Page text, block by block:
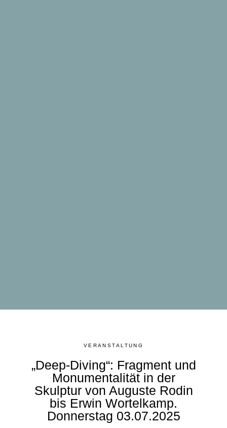
VERANSTALTUNG
„Deep-Diving“: Fragment und
Monumentalität in der
Skulptur von Auguste Rodin
bis Erwin Wortelkamp.
Donnerstag 03.07.2025